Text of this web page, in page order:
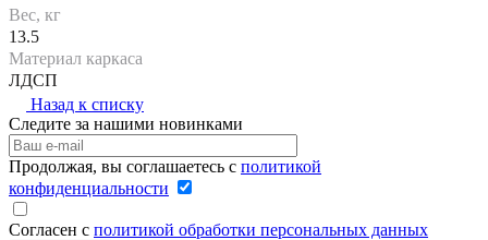
Вес, кг
13.5
Материал каркаса
ЛДСП
Назад к списку
Следите за нашими новинками
Продолжая, вы соглашаетесь с политикой
конфиденциальности
Согласен с политикой обработки персональных данных